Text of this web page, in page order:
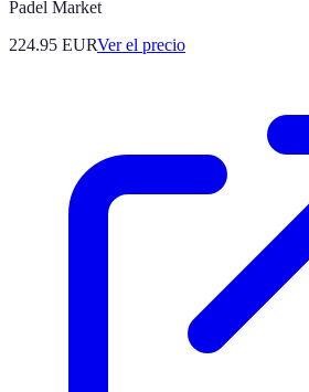
Padel Market
224.95 EURVer el precio